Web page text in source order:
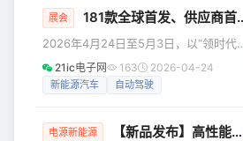
牌。长安汽车
这番言论迅速登上多个平台热搜，评论
妄"，也有观点认为追觅作为跨界造车者
需要这样的声量。截至发稿，该微博视
频已获得大量转发与评论。 从发动机盖
并非空口抛
展会 181款全球首发、供应商首进主馆：今年北京车展释放哪些新信号？
2026年4月24日至5月3日，以“领时代·
智未来”为主题的第十九届北京国际汽车
展览会将在北京中国国际展览中心（顺
展馆，总展出面积从2024年的22万平方
21ic电子网 163 2026-04-24
新能源汽车 自动驾驶
电源新能源 【新品发布】高性能小体积三相SiC功率模块DIP32赋能车载应用新方案!